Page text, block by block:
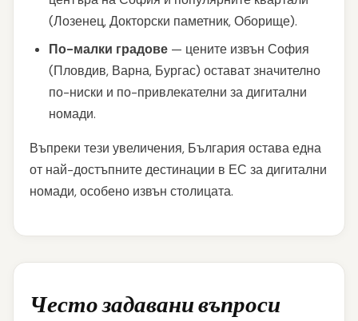
(Лозенец, Докторски паметник, Оборище).
По-малки градове — цените извън София
(Пловдив, Варна, Бургас) остават значително
по-ниски и по-привлекателни за дигитални
номади.
Въпреки тези увеличения, България остава една
от най-достъпните дестинации в ЕС за дигитални
номади, особено извън столицата.
Често задавани въпроси